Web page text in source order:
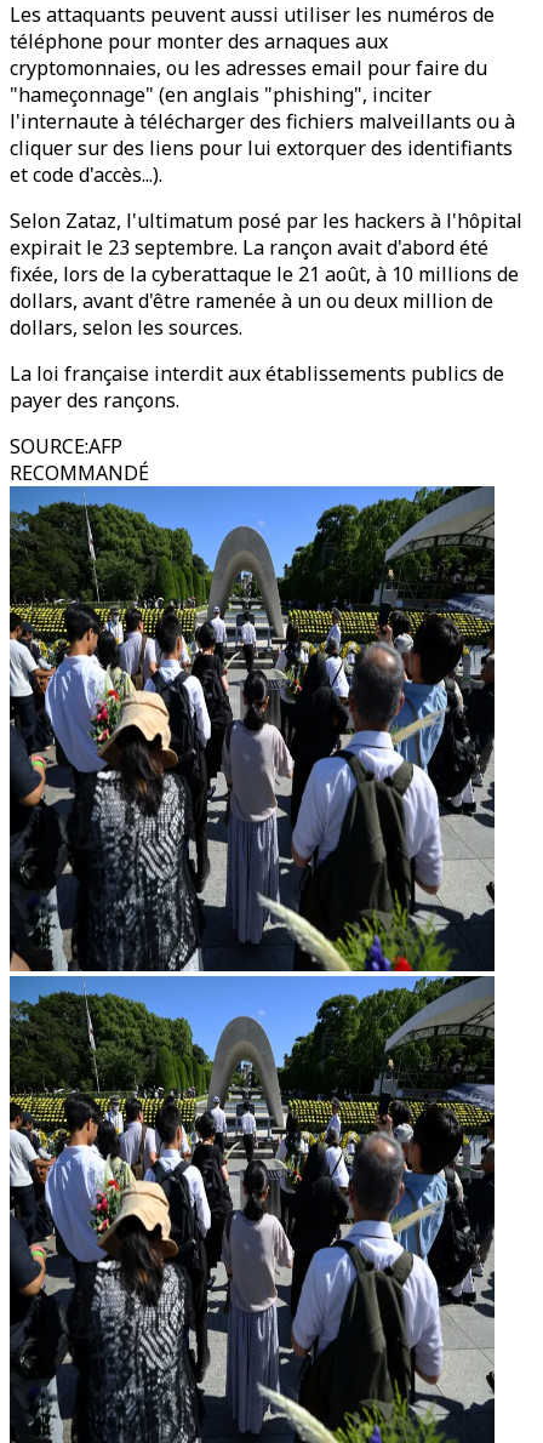
Les attaquants peuvent aussi utiliser les numéros de
téléphone pour monter des arnaques aux
cryptomonnaies, ou les adresses email pour faire du
"hameçonnage" (en anglais "phishing", inciter
l'internaute à télécharger des fichiers malveillants ou à
cliquer sur des liens pour lui extorquer des identifiants
et code d'accès...).
Selon Zataz, l'ultimatum posé par les hackers à l'hôpital
expirait le 23 septembre. La rançon avait d'abord été
fixée, lors de la cyberattaque le 21 août, à 10 millions de
dollars, avant d'être ramenée à un ou deux million de
dollars, selon les sources.
La loi française interdit aux établissements publics de
payer des rançons.
SOURCE:AFP
RECOMMANDÉ